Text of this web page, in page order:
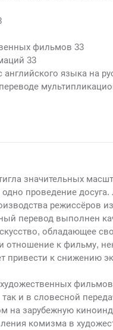
фильмов 33
33
языка на
значительных
проведение
режиссёров
перевод выполнен
обладающее
к фильму,
привести к снижению
и в словесной
на зарубежную
комизма в